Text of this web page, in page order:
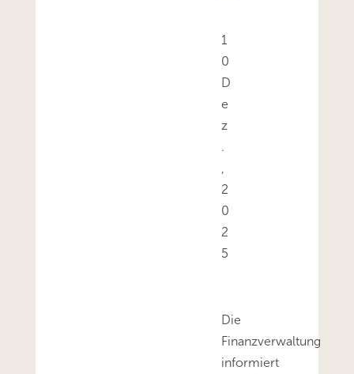
1
0
D
e
z
.
2
0
2
5
Die
Finanzverwaltung
informiert